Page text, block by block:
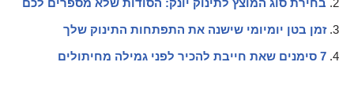
בחירת סוג המוצץ לתינוק יונק: הסודות שלא מספרים לכם
זמן בטן יומיומי שישנה את התפתחות התינוק שלך
7 סימנים שאת חייבת להכיר לפני גמילה מחיתולים